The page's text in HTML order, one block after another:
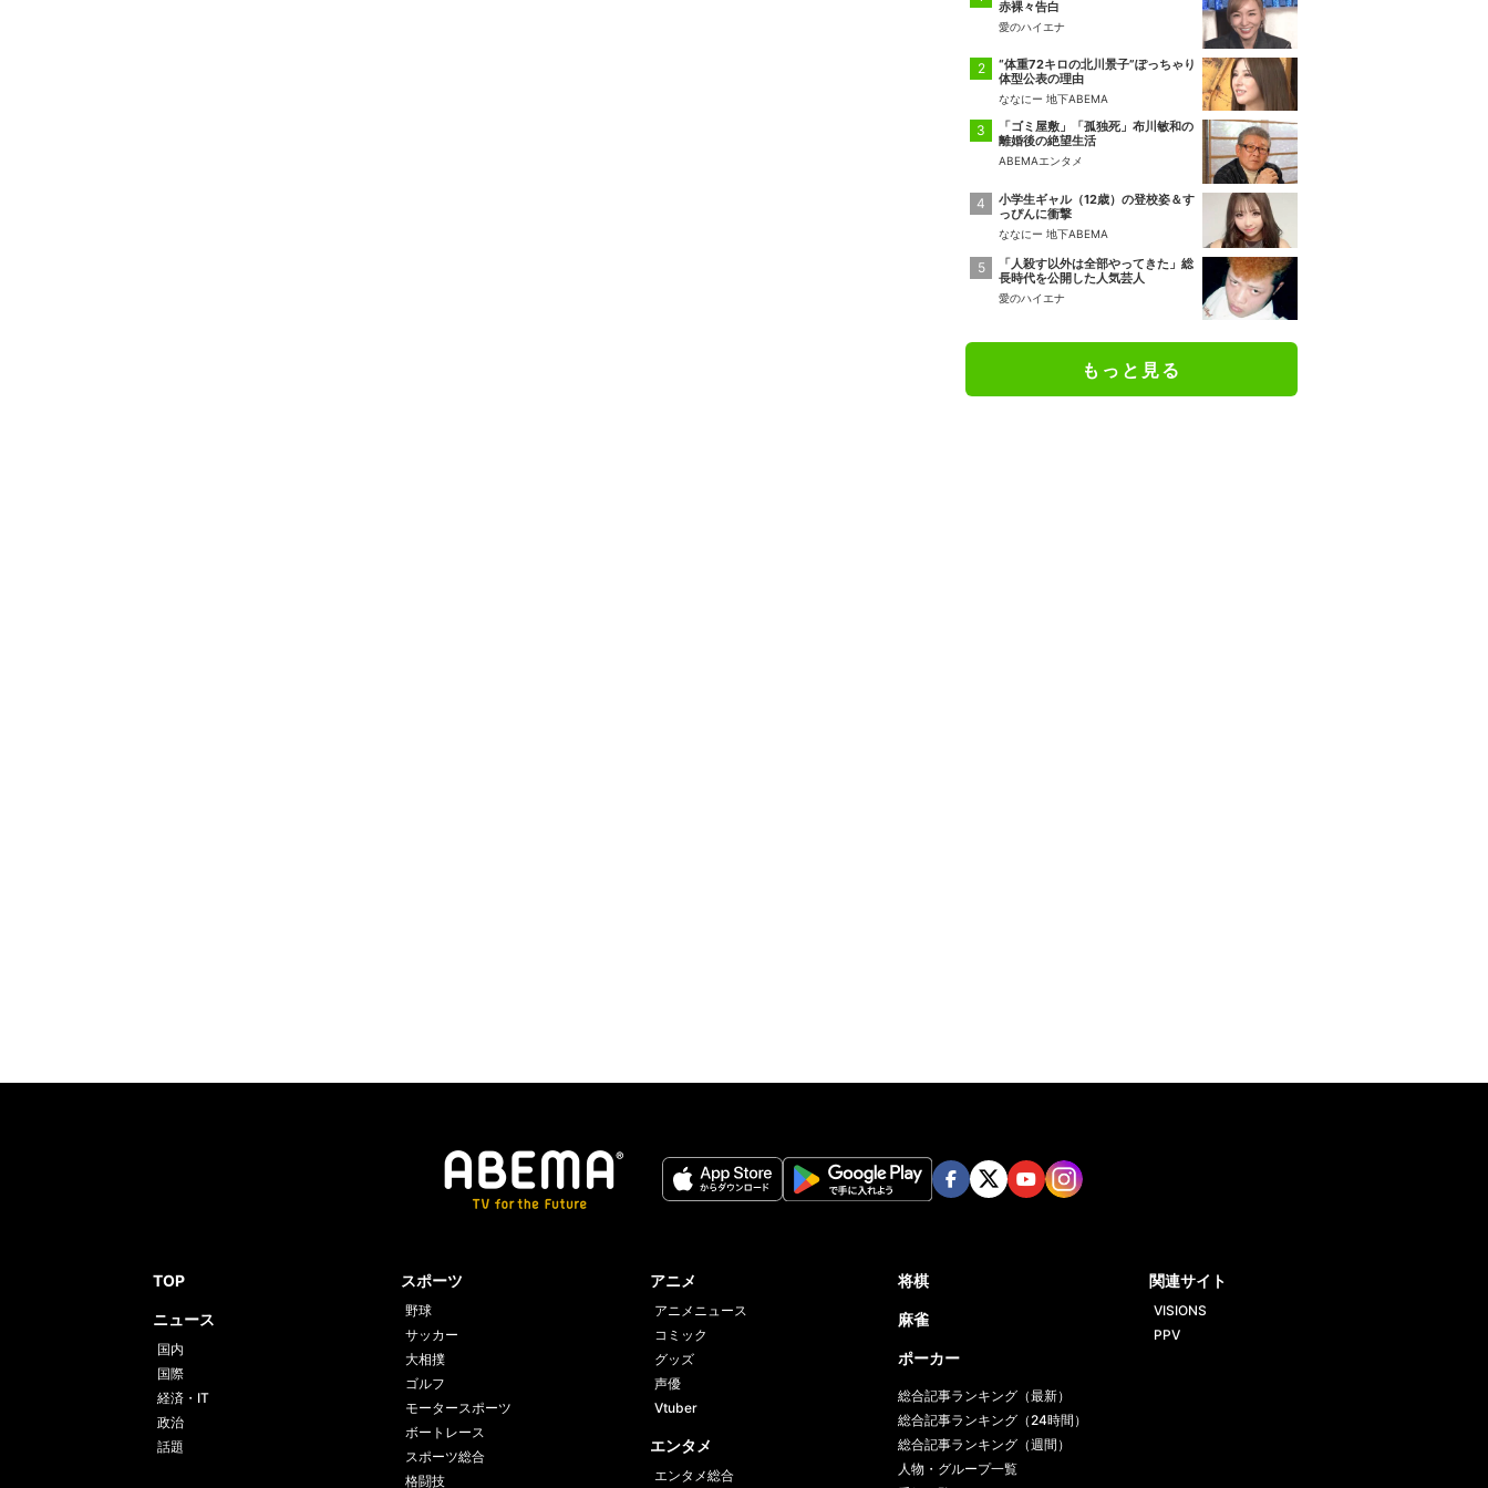
赤裸々告白
愛のハイエナ
“体重72キロの北川景子”ぽっちゃり
体型公表の理由
ななにー 地下ABEMA
「ゴミ屋敷」「孤独死」布川敏和の
離婚後の絶望生活
ABEMAエンタメ
小学生ギャル（12歳）の登校姿＆す
っぴんに衝撃
ななにー 地下ABEMA
「人殺す以外は全部やってきた」総
長時代を公開した人気芸人
愛のハイエナ
もっと見る
TOP
ニュース
国内
国際
経済・IT
政治
話題
スポーツ
野球
サッカー
大相撲
ゴルフ
モータースポーツ
ボートレース
スポーツ総合
格闘技
アニメ
アニメニュース
コミック
グッズ
声優
Vtuber
エンタメ
エンタメ総合
将棋
麻雀
ポーカー
総合記事ランキング（最新）
総合記事ランキング（24時間）
総合記事ランキング（週間）
人物・グループ一覧
関連サイト
VISIONS
PPV